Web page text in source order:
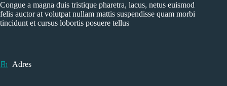
Congue a magna duis tristique pharetra, lacus, netus euismod
felis auctor at volutpat nullam mattis suspendisse quam morbi
tincidunt et cursus lobortis posuere tellus
Adres